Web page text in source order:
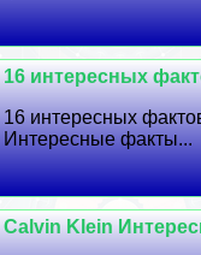
16 интересных
16 интересных
Интересные факты...
Calvin Klein